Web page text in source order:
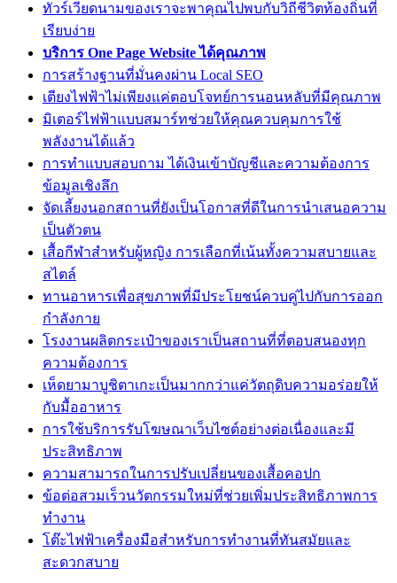
ทัวร์เวียดนามของเราจะพาคุณไปพบกับวิถีชีวิตท้องถิ่นที่
เรียบง่าย
บริการ One Page Website ได้คุณภาพ
การสร้างฐานที่มั่นคงผ่าน Local SEO
เตียงไฟฟ้าไม่เพียงแค่ตอบโจทย์การนอนหลับที่มีคุณภาพ
มิเตอร์ไฟฟ้าแบบสมาร์ทช่วยให้คุณควบคุมการใช้
พลังงานได้แล้ว
การทำแบบสอบถาม ได้เงินเข้าบัญชีและความต้องการ
ข้อมูลเชิงลึก
จัดเลี้ยงนอกสถานที่ยังเป็นโอกาสที่ดีในการนำเสนอความ
เป็นตัวตน
เสื้อกีฬาสำหรับผู้หญิง การเลือกที่เน้นทั้งความสบายและ
สไตล์
ทานอาหารเพื่อสุขภาพที่มีประโยชน์ควบคู่ไปกับการออก
กำลังกาย
โรงงานผลิตกระเป๋าของเราเป็นสถานที่ที่ตอบสนองทุก
ความต้องการ
เห็ดยามาบูชิตาเกะเป็นมากกว่าแค่วัตถุดิบความอร่อยให้
กับมื้ออาหาร
การใช้บริการรับโฆษณาเว็บไซต์อย่างต่อเนื่องและมี
ประสิทธิภาพ
ความสามารถในการปรับเปลี่ยนของเสื้อคอปก
ข้อต่อสวมเร็วนวัตกรรมใหม่ที่ช่วยเพิ่มประสิทธิภาพการ
ทำงาน
โต๊ะไฟฟ้าเครื่องมือสำหรับการทำงานที่ทันสมัยและ
สะดวกสบาย